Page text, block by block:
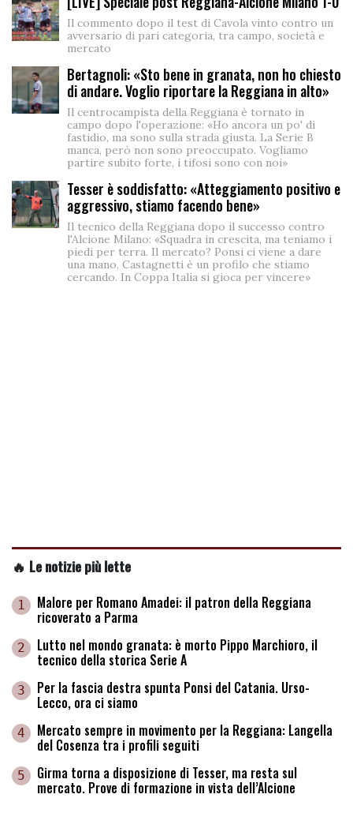
Il commento dopo il test di Cavola vinto contro un
avversario di pari categoria, tra campo, società e
mercato
Bertagnoli: «Sto bene in granata, non ho chiesto
di andare. Voglio riportare la Reggiana in alto»
Il centrocampista della Reggiana è tornato in
campo dopo l'operazione: «Ho ancora un po' di
fastidio, ma sono sulla strada giusta. La Serie B
manca, però non sono preoccupato. Vogliamo
partire subito forte, i tifosi sono con noi»
Tesser è soddisfatto: «Atteggiamento positivo e
aggressivo, stiamo facendo bene»
Il tecnico della Reggiana dopo il successo contro
l'Alcione Milano: «Squadra in crescita, ma teniamo i
piedi per terra. Il mercato? Ponsi ci viene a dare
una mano, Castagnetti è un profilo che stiamo
cercando. In Coppa Italia si gioca per vincere»
🔥 Le notizie più lette
1 Malore per Romano Amadei: il patron della Reggiana
ricoverato a Parma
2 Lutto nel mondo granata: è morto Pippo Marchioro, il
tecnico della storica Serie A
3 Per la fascia destra spunta Ponsi del Catania. Urso-
Lecco, ora ci siamo
4 Mercato sempre in movimento per la Reggiana: Langella
del Cosenza tra i profili seguiti
5 Girma torna a disposizione di Tesser, ma resta sul
mercato. Prove di formazione in vista dell’Alcione